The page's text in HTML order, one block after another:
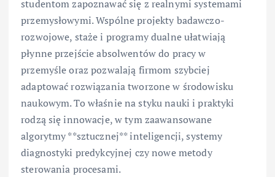
studentom zapoznawać się z realnymi systemami
przemysłowymi. Wspólne projekty badawczo-
rozwojowe, staże i programy dualne ułatwiają
płynne przejście absolwentów do pracy w
przemyśle oraz pozwalają firmom szybciej
adaptować rozwiązania tworzone w środowisku
naukowym. To właśnie na styku nauki i praktyki
rodzą się innowacje, w tym zaawansowane
algorytmy **sztucznej** inteligencji, systemy
diagnostyki predykcyjnej czy nowe metody
sterowania procesami.